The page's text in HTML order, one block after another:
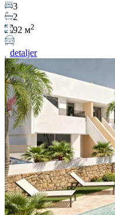
3
2
92 м2
detaljer